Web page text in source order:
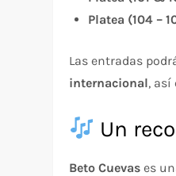
Platea (104 –
Las entradas
internacional, así
Un
Beto Cuevas es